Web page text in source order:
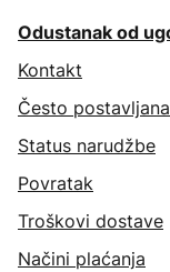
Odustanak od
Kontakt
Često
Status narudžbe
Povratak
Troškovi dostave
Načini plaćanja